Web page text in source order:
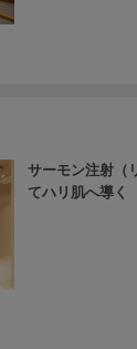
サーモン注射（
てハリ肌へ導く